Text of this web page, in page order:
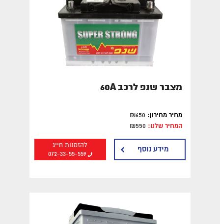
מצבר שנפ לרכב 60A
מחיר מחירון:
המחיר שלנו:
להזמנות חייג
072-33-55-559
מידע נוסף